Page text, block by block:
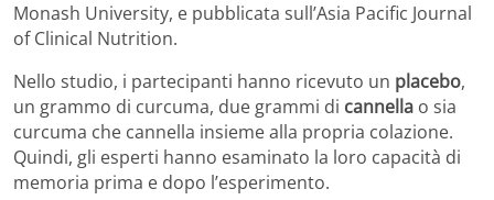
Monash University, e pubblicata sull’Asia Pacific Journal
of Clinical Nutrition.
Nello studio, i partecipanti hanno ricevuto un placebo,
un grammo di curcuma, due grammi di cannella o sia
curcuma che cannella insieme alla propria colazione.
Quindi, gli esperti hanno esaminato la loro capacità di
memoria prima e dopo l’esperimento.